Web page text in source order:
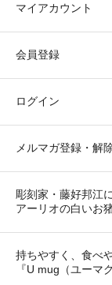
マイアカウント
会員登録
ログイン
メルマガ登録・解
彫刻家・藤好邦江
アーリオの白いお
持ちやすく、食べ
『U mug（ユーマ